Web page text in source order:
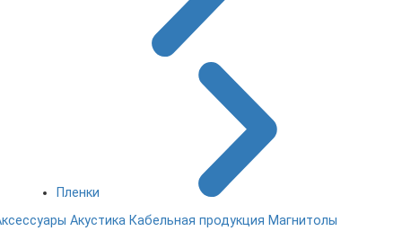
Пленки
Акустика Кабельная продукция Магнитолы